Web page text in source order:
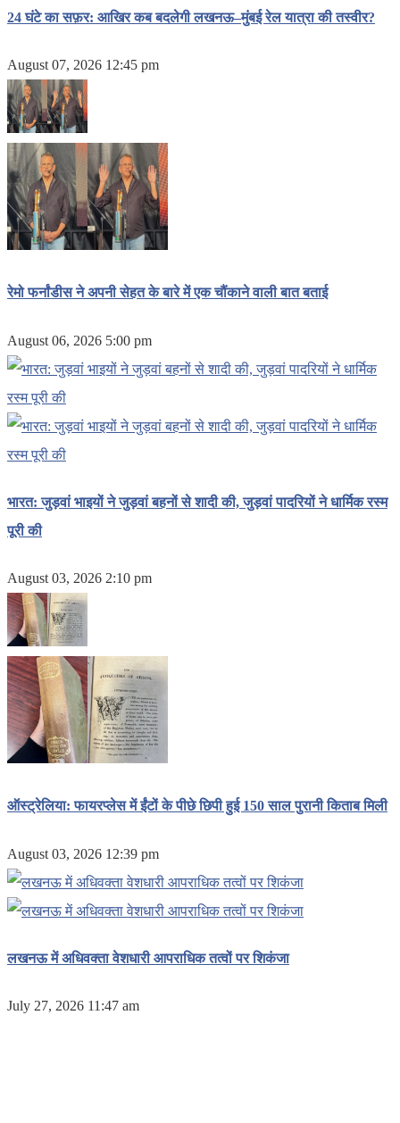
24 घंटे का सफ़र: आखिर कब बदलेगी लखनऊ–मुंबई रेल यात्रा की तस्वीर?
August 07, 2026 12:45 pm
रेमो फर्नांडीस ने अपनी सेहत के बारे में एक चौंकाने वाली बात बताई
August 06, 2026 5:00 pm
भारत: जुड़वां भाइयों ने जुड़वां बहनों से शादी की, जुड़वां पादरियों ने धार्मिक रस्म
पूरी की
August 03, 2026 2:10 pm
ऑस्ट्रेलिया: फायरप्लेस में ईंटों के पीछे छिपी हुई 150 साल पुरानी किताब मिली
August 03, 2026 12:39 pm
लखनऊ में अधिवक्ता वेशधारी आपराधिक तत्वों पर शिकंजा
July 27, 2026 11:47 am